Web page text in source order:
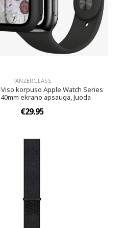
PANZERGLASS
korpuso Apple Watch Series
ekrano apsauga, Juoda
€29.95